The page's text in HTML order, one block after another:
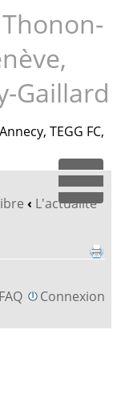
Gaillard
TEGG FC,
‹ L'actualité
FAQ Connexion